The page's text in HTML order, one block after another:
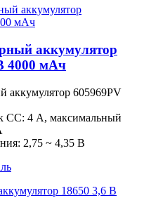
аккумулятор
4000 мАч
аккумулятор 605969PV
CC: 4 А, максимальный
2,75 ~ 4,35 В